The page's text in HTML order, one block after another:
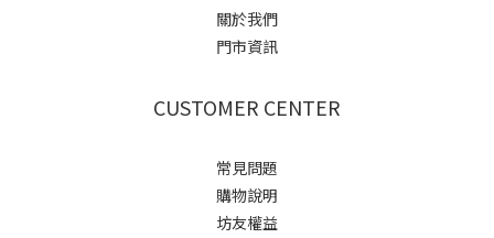
關於我們
門市資訊
CUSTOMER CENTER
常見問題
購物說明
坊友權益